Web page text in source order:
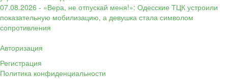
07.08.2026 - «Вера, не отпускай меня!»: Одесские ТЦК устроили
показательную мобилизацию, а девушка стала символом
сопротивления
Авторизация
Регистрация
Политика конфиденциальности